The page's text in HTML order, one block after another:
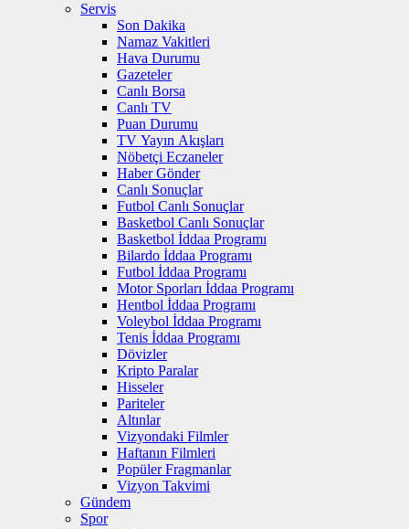
Servis
Son Dakika
Namaz Vakitleri
Hava Durumu
Gazeteler
Canlı Borsa
Canlı TV
Puan Durumu
TV Yayın Akışları
Nöbetçi Eczaneler
Haber Gönder
Canlı Sonuçlar
Futbol Canlı Sonuçlar
Basketbol Canlı Sonuçlar
Basketbol İddaa Programı
Bilardo İddaa Programı
Futbol İddaa Programı
Motor Sporları İddaa Programı
Hentbol İddaa Programı
Voleybol İddaa Programı
Tenis İddaa Programı
Dövizler
Kripto Paralar
Hisseler
Pariteler
Altınlar
Vizyondaki Filmler
Haftanın Filmleri
Popüler Fragmanlar
Vizyon Takvimi
Gündem
Spor